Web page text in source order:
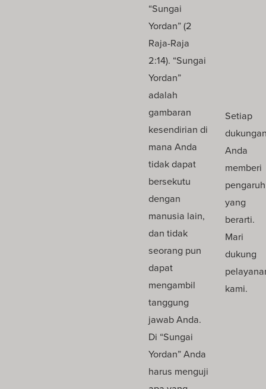
“Sungai
Yordan” (2
Raja-Raja
2:14). “Sungai
Yordan”
adalah
gambaran
kesendirian di
mana Anda
tidak dapat
bersekutu
dengan
manusia lain,
dan tidak
seorang pun
dapat
mengambil
tanggung
jawab Anda.
Di “Sungai
Yordan” Anda
harus menguji
Setiap
Anda
memberi
pengaruh
yang
berarti.
Mari
dukung
kami.